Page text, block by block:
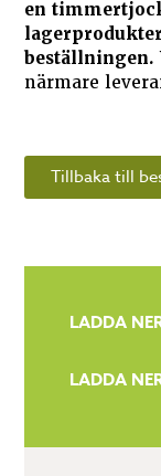
en
beställningen.
närmare
Tillbaka till
LADDA
LADDA